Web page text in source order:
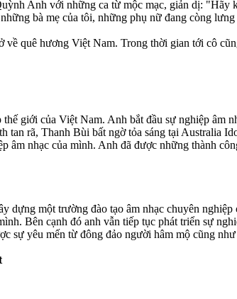
Anh với những ca từ mộc mạc, giản dị:
bà mẹ của tôi, những phụ nữ đang còng
quê hương Việt Nam. Trong thời gian tới cô
giới của Việt Nam. Anh bắt đầu sự nghiệp
tan rã, Thanh Bùi bất ngờ tỏa sáng tại Australia
âm nhạc của mình. Anh đã được những thành
một trường đào tạo âm nhạc chuyên
Bên cạnh đó anh vẫn tiếp tục phát triển sự
sự yêu mến từ đông đảo người hâm mộ cũng